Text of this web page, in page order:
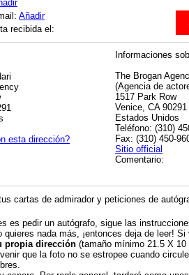
Añadir
recibida el:
esta dirección?
Informaciones
The Brogan
(Agencia de
1517 Park Row
Venice, CA 90291
Estados Unidos
Teléfono: (310)
Fax: (310) 450-
Sitio official
Comentario:
cartas de admirador y peticiones de
es pedir un autógrafo, sigue las
quieres nada más, ¡entonces deja de leer!
propia dirección (tamaño mínimo 21.5 X
que la foto no se estropee cuando